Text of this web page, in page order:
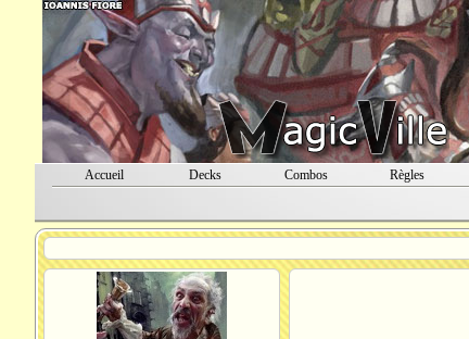
Accueil Decks Combos Règles